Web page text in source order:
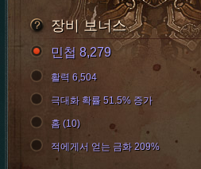
장비 보너스
민첩 8,279
활력 6,504
극대화 확률 51.5% 증가
홈 (10)
적에게서 얻는 금화 209%